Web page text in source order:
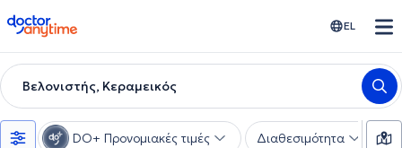
doctoranytime EL
Βελονιστής, Κεραμεικός
DO+ Προνομιακές τιμές Διαθεσιμότητα